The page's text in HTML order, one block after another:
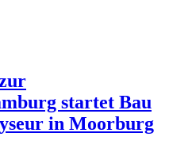
startet Bau
in Moorburg